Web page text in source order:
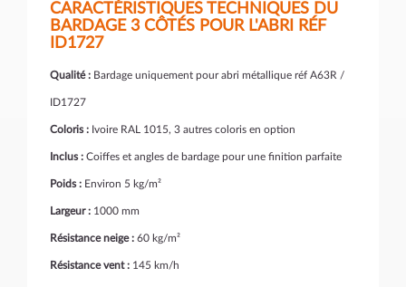
CARACTÉRISTIQUES TECHNIQUES DU
BARDAGE 3 CÔTÉS POUR L'ABRI RÉF
ID1727
Qualité : Bardage uniquement pour abri métallique réf A63R /
ID1727
Coloris : Ivoire RAL 1015, 3 autres coloris en option
Inclus : Coiffes et angles de bardage pour une finition parfaite
Poids : Environ 5 kg/m²
Largeur : 1000 mm
Résistance neige : 60 kg/m²
Résistance vent : 145 km/h